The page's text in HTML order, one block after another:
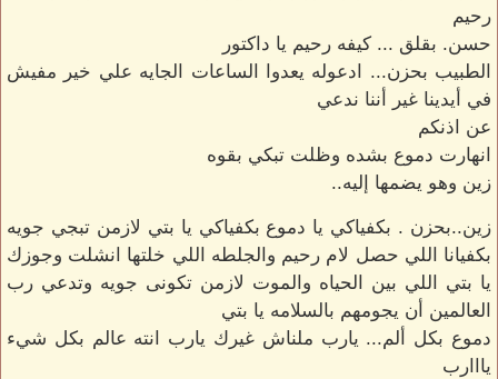
رحيم
حسن. بقلق ... كيفه رحيم يا داكتور
الطبيب بحزن... ادعوله يعدوا الساعات الجايه علي خير مفيش
في أيدينا غير أننا ندعي
عن اذنكم
انهارت دموع بشده وظلت تبكي بقوه
زين وهو يضمها إليه..
زين..بحزن . بكفياكي يا دموع بكفياكي يا بتي لازمن تبجي جويه
بكفيانا اللي حصل لام رحيم والجلطه اللي خلتها انشلت وجوزك
يا بتي اللي بين الحياه والموت لازمن تكونى جويه وتدعي رب
العالمين أن يجومهم بالسلامه يا بتي
دموع بكل ألم... يارب ملناش غيرك يارب انته عالم بكل شيء
يااارب